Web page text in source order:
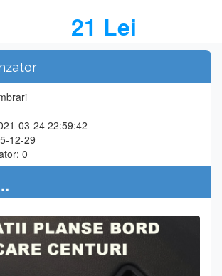
21 Lei
03-24 22:59:42
12-29
0